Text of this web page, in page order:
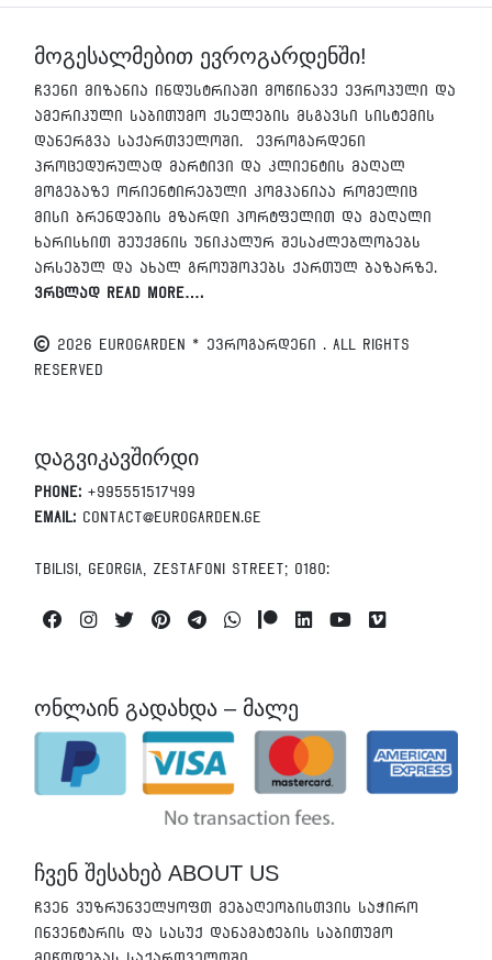
მოგესალმებით ევროგარდენში!
ჩვენი მიზანია ინდუსტრიაში მოწინავე ევროპული და
ამერიკული საბითუმო ქსელების მსგავსი სისტემის
დანერგვა საქართველოში. ევროგარდენი
პროცედურულად მარტივი და კლიენტის მაღალ
მოგებაზე ორიენტირებული კომპანიაა რომელიც
მისი ბრენდების მზარდი პორტფელით და მაღალი
ხარისხით შეუქმნის უნიკალურ შესაძლებლობებს
არსებულ და ახალ გროუშოპებს ქართულ ბაზარზე.
ვრცლად Read More….
2026 EUROGARDEN * ევროგარდენი . All Rights
Reserved
დაგვიკავშირდი
Phone: +995551517499
Email: contact@eurogarden.ge
Tbilisi, Georgia, Zestafoni Street; 0180:
FacebookInstagramTwitterPinterestTelegramWhatsappPatreonLinkedinYoutube
ონლაინ გადახდა – მალე
ჩვენ შესახებ ABOUT US
ჩვენ ვუზრუნველყოფთ მებაღეობისთვის საჭირო
ინვენტარის და სასუქ დანამატების საბითუმო